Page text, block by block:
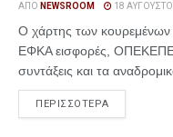
ΑΠΌ NEWSROOM 18
Ο χάρτης των κουρεμένων
ΕΦΚΑ εισφορές, ΟΠΕΚΕΠΕ
συντάξεις και τα
ΠΕΡΙΣΣΟΤΕΡΑ